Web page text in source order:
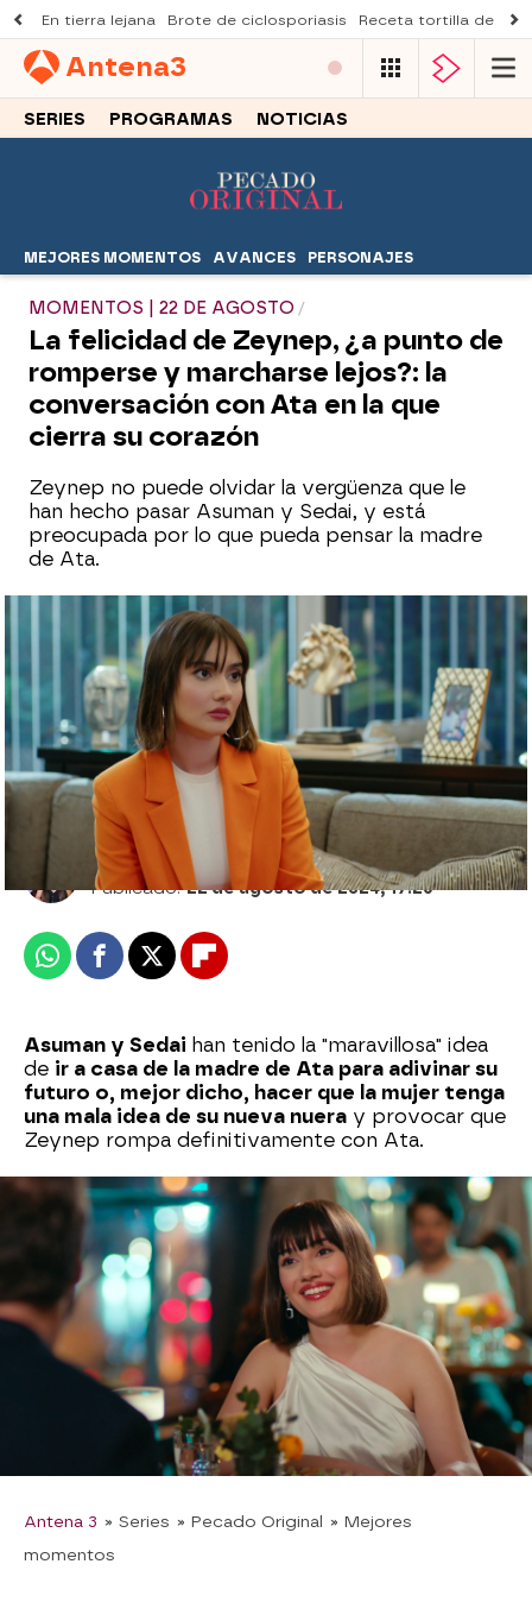
En tierra lejana Brote de ciclosporiasis Receta tortilla de
Antena3
SERIES PROGRAMAS NOTICIAS
MEJORES MOMENTOS AVANCES PERSONAJES
MOMENTOS | 22 DE AGOSTO
La felicidad de Zeynep, ¿a punto de
romperse y marcharse lejos?: la
conversación con Ata en la que
cierra su corazón
Zeynep no puede olvidar la vergüenza que le
han hecho pasar Asuman y Sedai, y está
preocupada por lo que pueda pensar la madre
de Ata.
¿Un amor a punto de consolidarse? Ata y
Zeynep comparten un momento mágico
en el ring
Azahar Flores
Publicado:22 de agosto de 2024, 17:26
WhatsappFacebook
X Flipboard
Asuman y Sedai han tenido la "maravillosa" idea
de ir a casa de la madre de Ata para adivinar su
futuro o, mejor dicho, hacer que la mujer tenga
una mala idea de su nueva nuera y provocar que
Zeynep rompa definitivamente con Ata.
Además de todo lo que le han dicho, la idea de
disfrazados de videntesno ha dado resultados
positivos. Cuando Zeynep ha llegado a la casa de
su suegra para presentarse y ha visto la
situación,¡no podía creerlo!
Después de todo lo ocurrido, ha decidido poner
fin a su noviazgo y no volver a verse más. Sin
embargo,Ata le ha pedido que se olvide de
, demostrándole cuánto la quiere.
¿Conseguirán su final feliz soñado?
Antena 3 » Series » Pecado Original » Mejores
momentos